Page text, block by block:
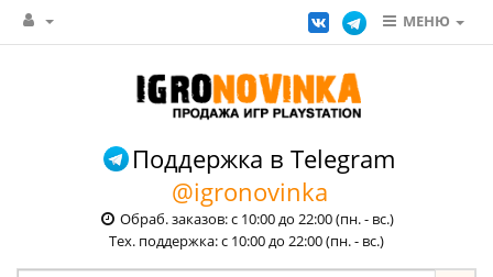
МЕНЮ
Поддержка в Telegram
@igronovinka
Обраб. заказов: с 10:00 до 22:00 (пн. - вс.)
Тех. поддержка: с 10:00 до 22:00 (пн. - вс.)